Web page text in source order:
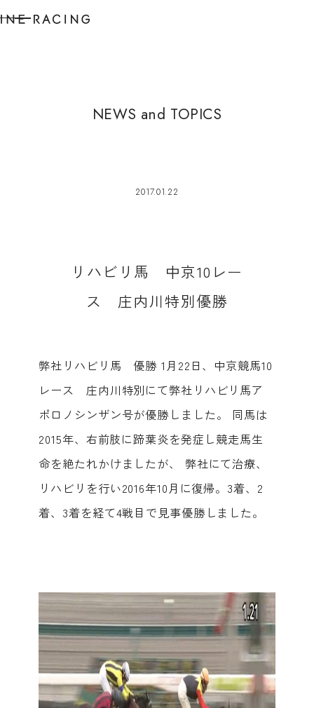
NEWS and TOPICS
2017.01.22
リ ハ ビ リ 馬 中京10 レー
ス
庄内川特別優勝
弊社リハビリ馬 優勝 1月22日、中京競馬10
レース 庄内川特別にて弊社リハビリ馬ア
ポロノシンザン号が優勝しました。 同馬は
2015年、右前肢に蹄葉炎を発症し競走馬生
命を絶たれかけましたが、 弊社にて治療、
リハビリを行い2016年10月に復帰。3着、2
着、3着を経て4戦目で見事優勝しました。